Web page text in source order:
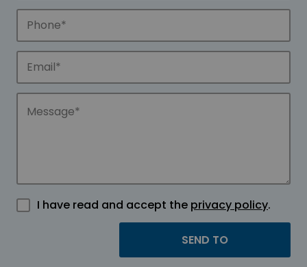
I have read and accept the privacy policy.